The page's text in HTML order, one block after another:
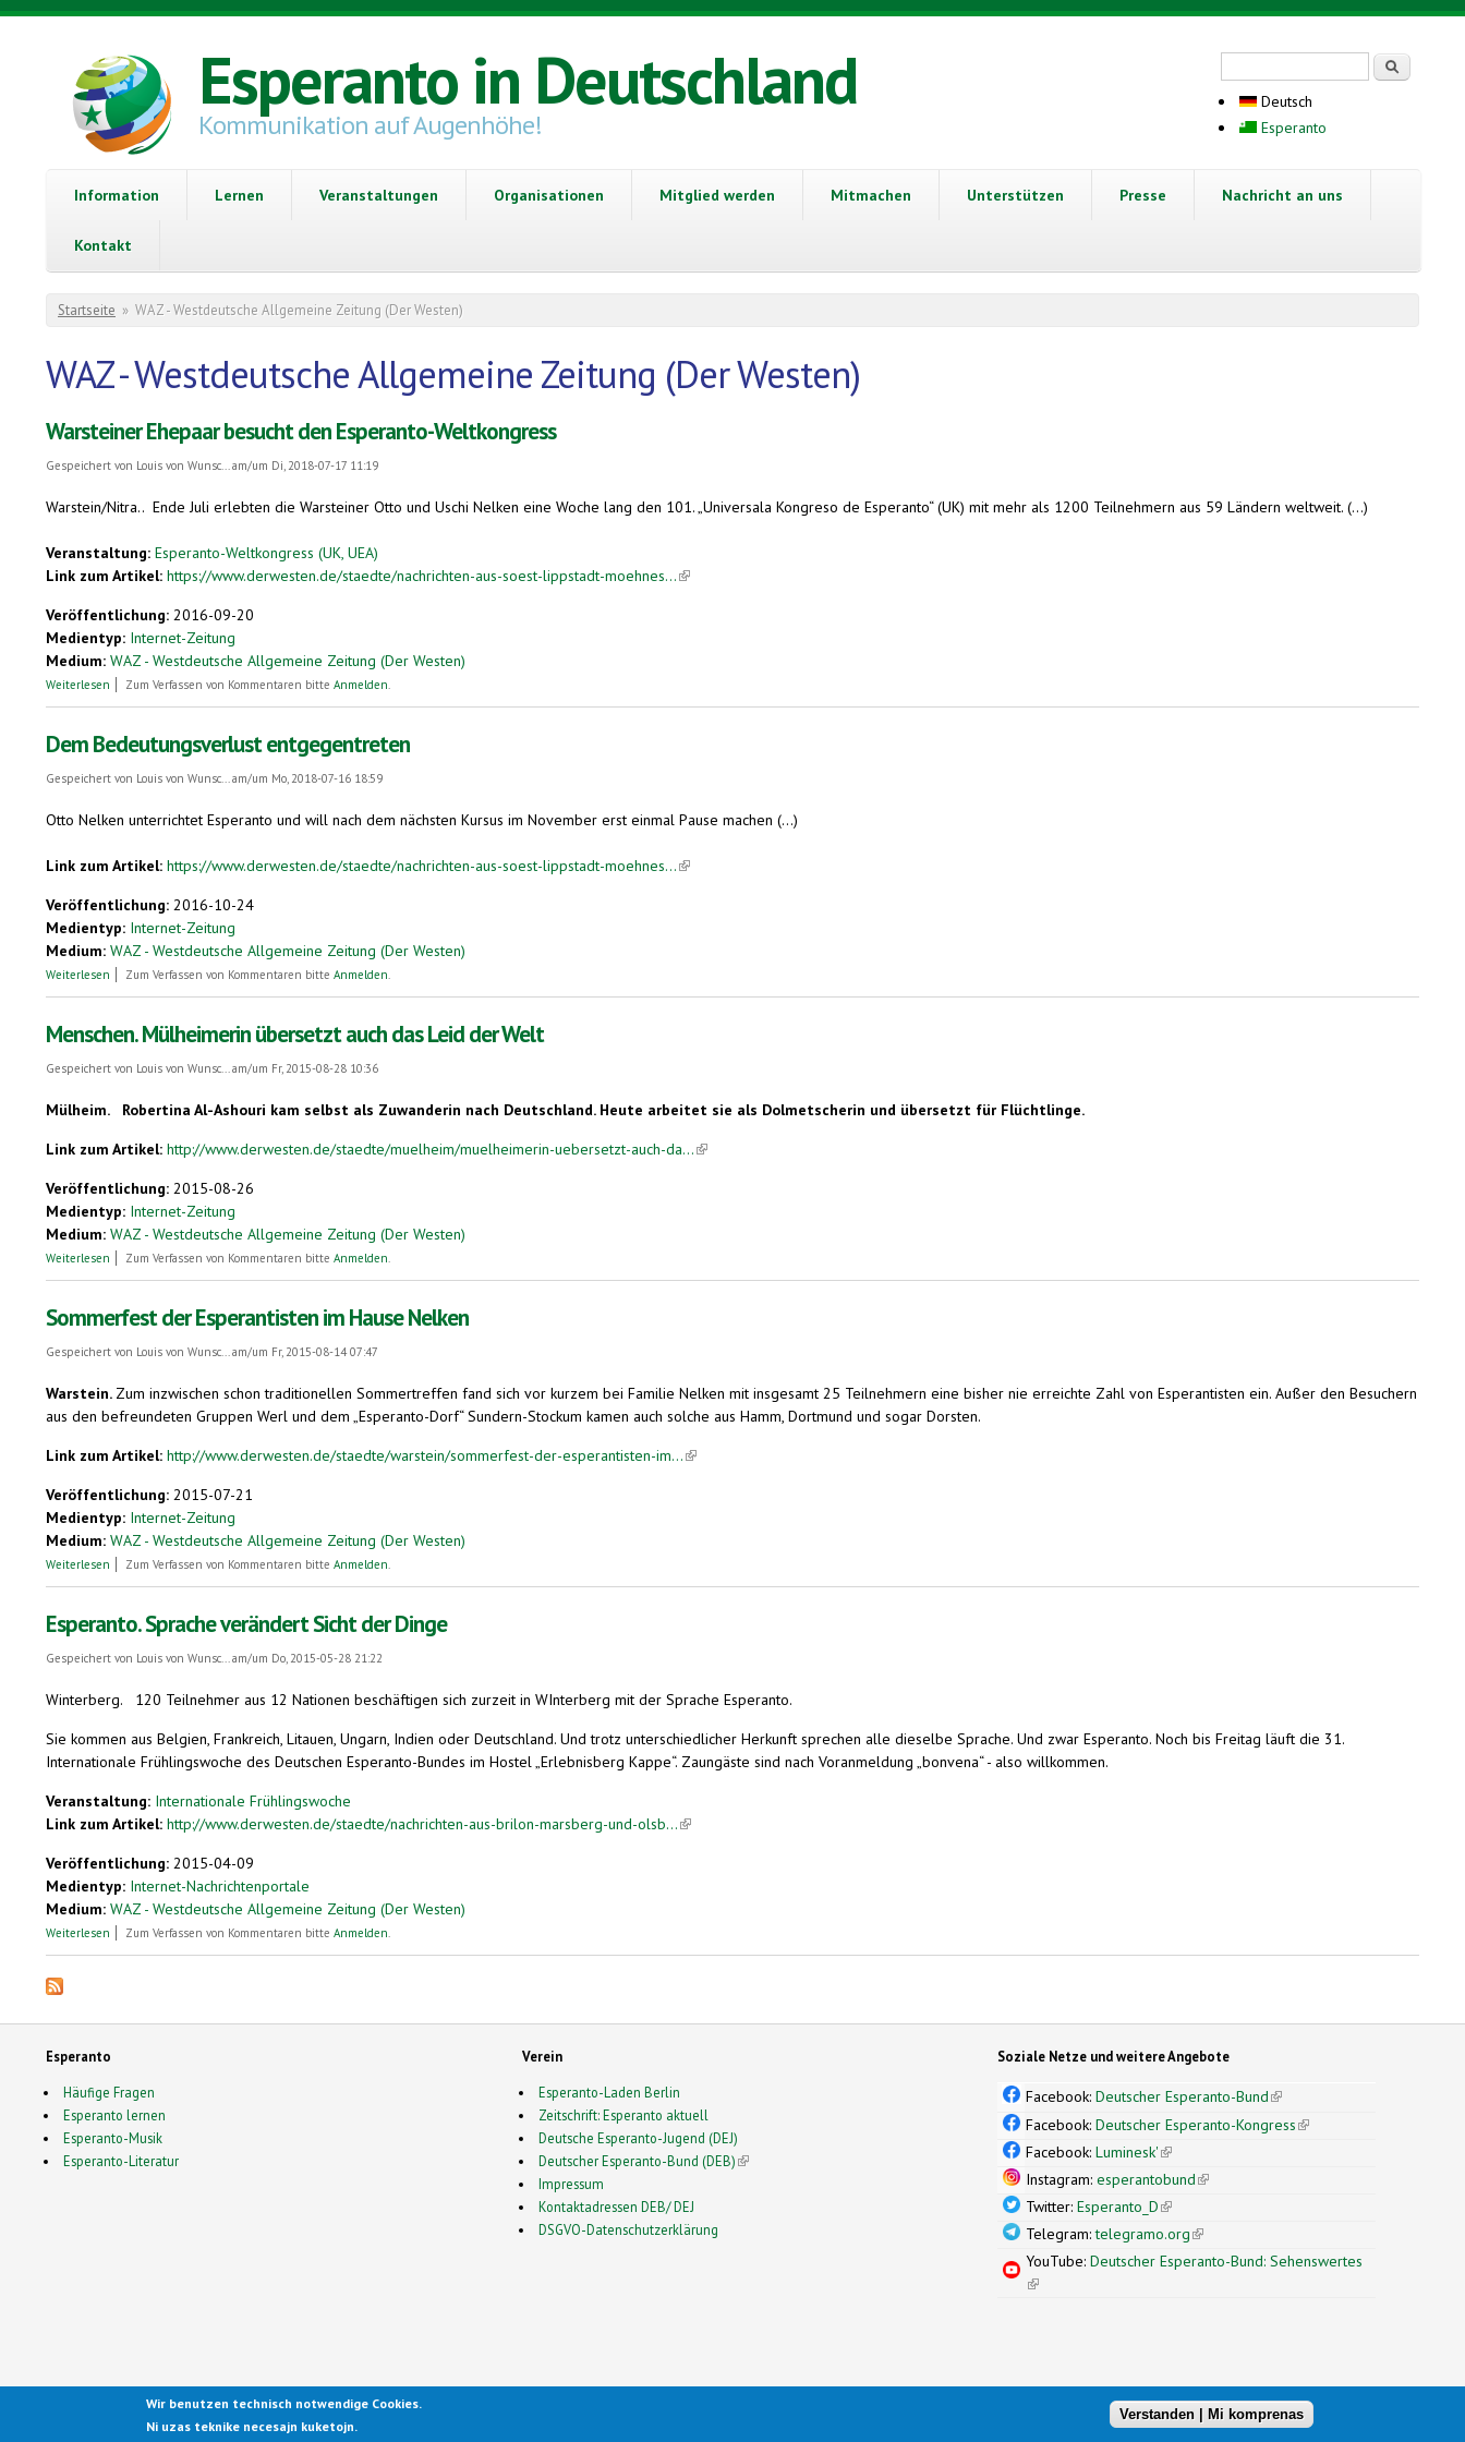
Direkt zum Inhalt
Esperanto in Deutschland
Kommunikation auf Augenhöhe!
Deutsch
Esperanto
Information Lernen Veranstaltungen Organisationen Mitglied werden Mitmachen Unterstützen Presse Nachricht an uns
Kontakt
Sie sind hier
Startseite » WAZ - Westdeutsche Allgemeine Zeitung (Der Westen)
WAZ - Westdeutsche Allgemeine Zeitung (Der Westen)
Warsteiner Ehepaar besucht den Esperanto-Weltkongress
Gespeichert von Louis von Wunsc...am/um Di, 2018-07-17 11:19
Warstein/Nitra.. Ende Juli erlebten die Warsteiner Otto und Uschi Nelken eine Woche lang den 101. „Universala Kongreso de Esperanto“ (UK) mit mehr als 1200 Teilnehmern aus 59 Ländern weltweit. (...)
Veranstaltung: Esperanto-Weltkongress (UK, UEA)
Link zum Artikel: https://www.derwesten.de/staedte/nachrichten-aus-soest-lippstadt-moehnes...(link is external)
Veröffentlichung: 2016-09-20
Medientyp: Internet-Zeitung
Medium: WAZ - Westdeutsche Allgemeine Zeitung (Der Westen)
Weiterlesen über Warsteiner Ehepaar besucht den Esperanto-Weltkongress
Zum Verfassen von Kommentaren bitte Anmelden.
Dem Bedeutungsverlust entgegentreten
Gespeichert von Louis von Wunsc...am/um Mo, 2018-07-16 18:59
Otto Nelken unterrichtet Esperanto und will nach dem nächsten Kursus im November erst einmal Pause machen (...)
Link zum Artikel: https://www.derwesten.de/staedte/nachrichten-aus-soest-lippstadt-moehnes...(link is external)
Veröffentlichung: 2016-10-24
Medientyp: Internet-Zeitung
Medium: WAZ - Westdeutsche Allgemeine Zeitung (Der Westen)
Weiterlesen über Dem Bedeutungsverlust entgegentreten
Zum Verfassen von Kommentaren bitte Anmelden.
Menschen. Mülheimerin übersetzt auch das Leid der Welt
Gespeichert von Louis von Wunsc...am/um Fr, 2015-08-28 10:36
Mülheim.
Robertina Al-Ashouri kam selbst als Zuwanderin nach Deutschland. Heute arbeitet sie als Dolmetscherin und übersetzt für Flüchtlinge.
Link zum Artikel: http://www.derwesten.de/staedte/muelheim/muelheimerin-uebersetzt-auch-da...(link is external)
Veröffentlichung: 2015-08-26
Medientyp: Internet-Zeitung
Medium: WAZ - Westdeutsche Allgemeine Zeitung (Der Westen)
Weiterlesen über Menschen. Mülheimerin übersetzt auch das Leid der Welt
Zum Verfassen von Kommentaren bitte Anmelden.
Sommerfest der Esperantisten im Hause Nelken
Gespeichert von Louis von Wunsc...am/um Fr, 2015-08-14 07:47
Warstein. Zum inzwischen schon traditionellen Sommertreffen fand sich vor kurzem bei Familie Nelken mit insgesamt 25 Teilnehmern eine bisher nie erreichte Zahl von Esperantisten ein. Außer den Besuchern
aus den befreundeten Gruppen Werl und dem „Esperanto-Dorf“ Sundern-Stockum kamen auch solche aus Hamm, Dortmund und sogar Dorsten.
Link zum Artikel: http://www.derwesten.de/staedte/warstein/sommerfest-der-esperantisten-im...(link is external)
Veröffentlichung: 2015-07-21
Medientyp: Internet-Zeitung
Medium: WAZ - Westdeutsche Allgemeine Zeitung (Der Westen)
Weiterlesen über Sommerfest der Esperantisten im Hause Nelken
Zum Verfassen von Kommentaren bitte Anmelden.
Esperanto. Sprache verändert Sicht der Dinge
Gespeichert von Louis von Wunsc...am/um Do, 2015-05-28 21:22
Winterberg.
120 Teilnehmer aus 12 Nationen beschäftigen sich zurzeit in WInterberg mit der Sprache Esperanto.
Sie kommen aus Belgien, Frankreich, Litauen, Ungarn, Indien oder Deutschland. Und trotz unterschiedlicher Herkunft sprechen alle dieselbe Sprache. Und zwar Esperanto. Noch bis Freitag läuft die 31.
Internationale Frühlingswoche des Deutschen Esperanto-Bundes im Hostel „Erlebnisberg Kappe“. Zaungäste sind nach Voranmeldung „bonvena“ - also willkommen.
Veranstaltung: Internationale Frühlingswoche
Link zum Artikel: http://www.derwesten.de/staedte/nachrichten-aus-brilon-marsberg-und-olsb...(link is external)
Veröffentlichung: 2015-04-09
Medientyp: Internet-Nachrichtenportale
Medium: WAZ - Westdeutsche Allgemeine Zeitung (Der Westen)
Weiterlesen über Esperanto. Sprache verändert Sicht der Dinge
Zum Verfassen von Kommentaren bitte Anmelden.
Esperanto
Häufige Fragen
Esperanto lernen
Esperanto-Musik
Esperanto-Literatur
Verein
Esperanto-Laden Berlin
Zeitschrift: Esperanto aktuell
Deutsche Esperanto-Jugend (DEJ)
Deutscher Esperanto-Bund (DEB)(link is external)
Impressum
Kontaktadressen DEB/ DEJ
DSGVO-Datenschutzerklärung
Soziale Netze und weitere Angebote
Facebook:Deutscher Esperanto-Bund(link is external)
Facebook:Deutscher Esperanto-Kongress(link is external)
Facebook:Luminesk'(link is external)
Instagram:esperantobund(link is external)
Twitter:Esperanto_D(link is external)
Telegram:telegramo.org(link is external)
YouTube:Deutscher Esperanto-Bund: Sehenswertes
(link is external)
Simple Themes(link is external)
.
Wir benutzen technisch notwendige Cookies.
Ni uzas teknike necesajn kuketojn.
Verstanden | Mi komprenas